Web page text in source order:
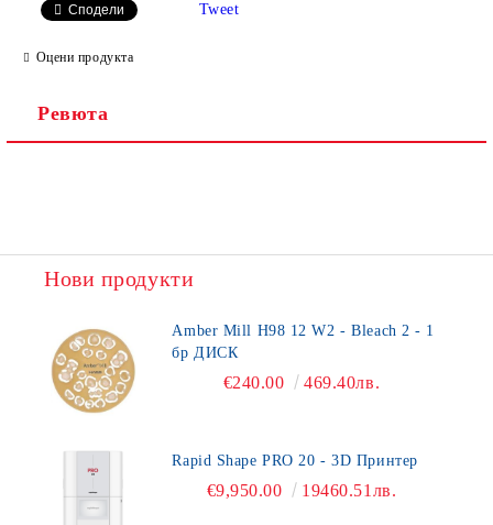
Сподели Tweet
Оцени продукта
Ревюта
Нови продукти
Amber Mill H98 12 W2 - Bleach 2 - 1
бр ДИСК
€240.00 469.40лв.
Rapid Shape PRO 20 - 3D Принтер
€9,950.00 19460.51лв.